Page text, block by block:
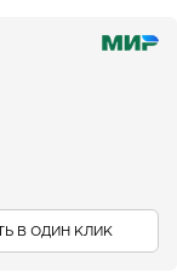
В ОДИН КЛИК